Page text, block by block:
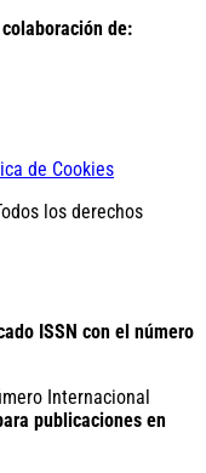
de:
de Cookies
los derechos
ISSN con el número
Internacional
publicaciones en